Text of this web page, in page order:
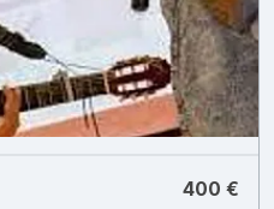
400 €